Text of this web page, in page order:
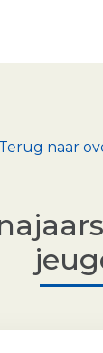
Terug naar